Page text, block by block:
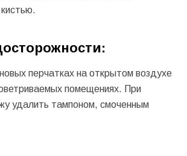
перчатках на открытом воздухе
помещениях. При
удалить тампоном, смоченным